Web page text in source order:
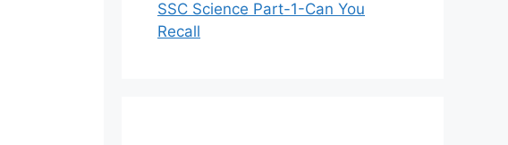
SSC Science Part-1-Can You
Recall